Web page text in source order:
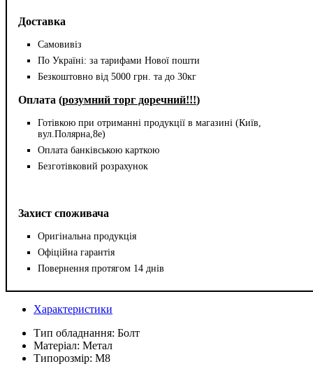
Доставка
Самовивіз
По Україні: за тарифами Нової пошти
Безкоштовно від 5000 грн. та до 30кг
Оплата (розумний торг доречний!!!)
Готівкою при отриманні продукції в магазині (Київ,
вул.Полярна,8е)
Оплата банківською карткою
Безготівковий розрахунок
Захист споживача
Оригінальна продукція
Офіційна гарантія
Повернення протягом 14 днів
Характеристики
Тип обладнання: Болт
Матеріал: Метал
Типорозмір: М8